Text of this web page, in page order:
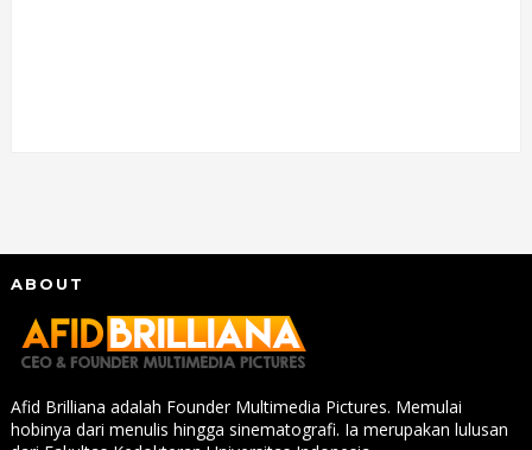
ABOUT
Afid Brilliana adalah Founder Multimedia Pictures. Memulai
hobinya dari menulis hingga sinematografi. Ia merupakan lulusan